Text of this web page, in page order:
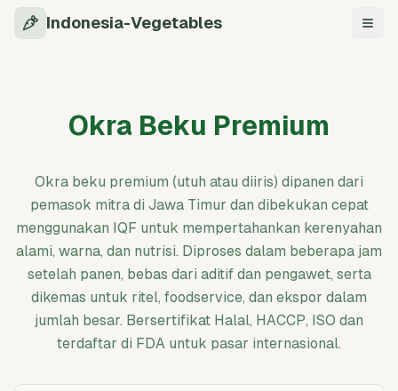
Indonesia-Vegetables
Okra Beku Premium
Okra beku premium (utuh atau diiris) dipanen dari
pemasok mitra di Jawa Timur dan dibekukan cepat
menggunakan IQF untuk mempertahankan kerenyahan
alami, warna, dan nutrisi. Diproses dalam beberapa jam
setelah panen, bebas dari aditif dan pengawet, serta
dikemas untuk ritel, foodservice, dan ekspor dalam
jumlah besar. Bersertifikat Halal, HACCP, ISO dan
terdaftar di FDA untuk pasar internasional.